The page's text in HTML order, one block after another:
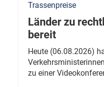
Trassenpreise
Länder zu
bereit
Heute (06.08.2026)
zu einer